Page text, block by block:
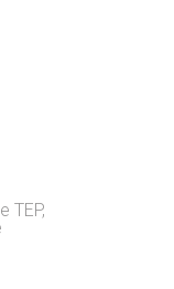
TEP,